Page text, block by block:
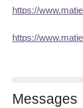
https://
https://
Messages